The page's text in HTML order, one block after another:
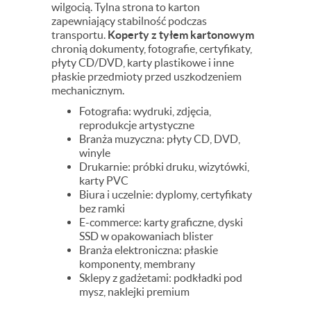
wilgocią. Tylna strona to karton
zapewniający stabilność podczas
transportu. Koperty z tyłem kartonowym
chronią dokumenty, fotografie, certyfikaty,
płyty CD/DVD, karty plastikowe i inne
płaskie przedmioty przed uszkodzeniem
mechanicznym.
Fotografia: wydruki, zdjęcia,
reprodukcje artystyczne
Branża muzyczna: płyty CD, DVD,
winyle
Drukarnie: próbki druku, wizytówki,
karty PVC
Biura i uczelnie: dyplomy, certyfikaty
bez ramki
E-commerce: karty graficzne, dyski
SSD w opakowaniach blister
Branża elektroniczna: płaskie
komponenty, membrany
Sklepy z gadżetami: podkładki pod
mysz, naklejki premium